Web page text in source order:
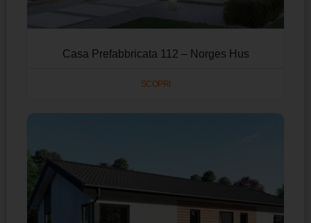
Casa Prefabbricata 112 – Norges Hus
SCOPRI